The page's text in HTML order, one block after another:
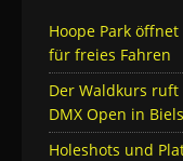
Hoope Park
für freies Fahren
Der Waldkurs ruft
DMX Open in
Holeshots und